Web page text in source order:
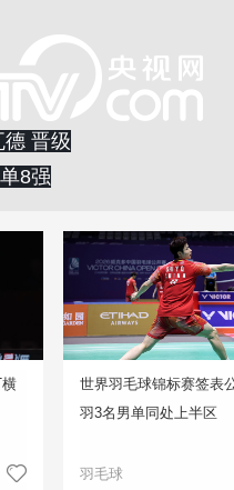
德 晋级
8强
世界羽毛球锦标赛签表
羽3名男单同处上半区
羽毛球